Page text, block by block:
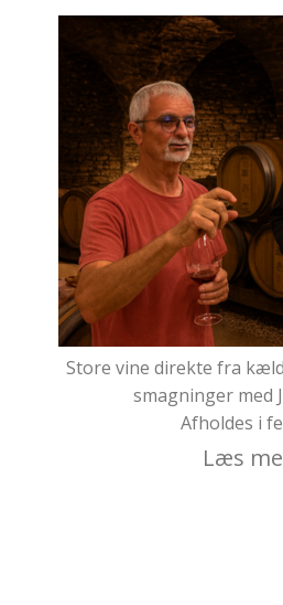
Store vine direkte fra
smagninger med
Afholdes i
Læs